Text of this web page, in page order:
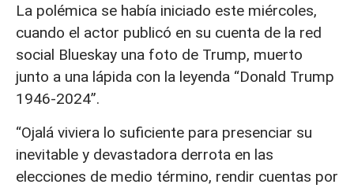
La polémica se había iniciado este miércoles,
cuando el actor publicó en su cuenta de la red
social Blueskay una foto de Trump, muerto
junto a una lápida con la leyenda “Donald Trump
1946-2024”.
“Ojalá viviera lo suficiente para presenciar su
inevitable y devastadora derrota en las
elecciones de medio término, rendir cuentas por